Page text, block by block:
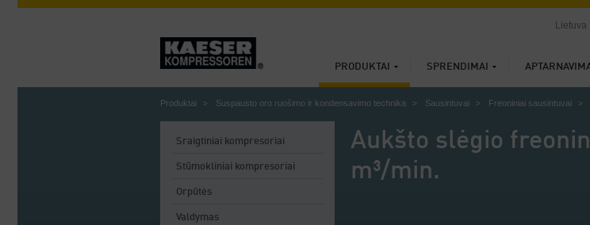
PRODUKTAI SPRENDIMAI
Lietuva
Produktai Suspausto oro ruošimo ir kondensavimo technika Sausintuvai Freoniniai sausintuvai
Aukšto slėgio
m³/min.
Sraigtiniai kompresoriai
Stūmokliniai kompresoriai
Orpūtės
Valdymas